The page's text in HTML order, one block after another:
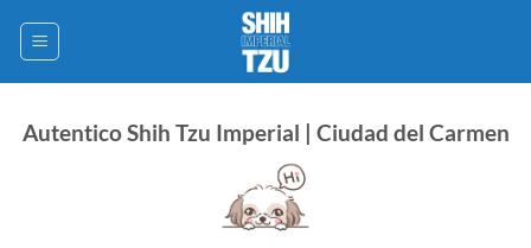
Autentico Shih Tzu Imperial | Ciudad del Carmen